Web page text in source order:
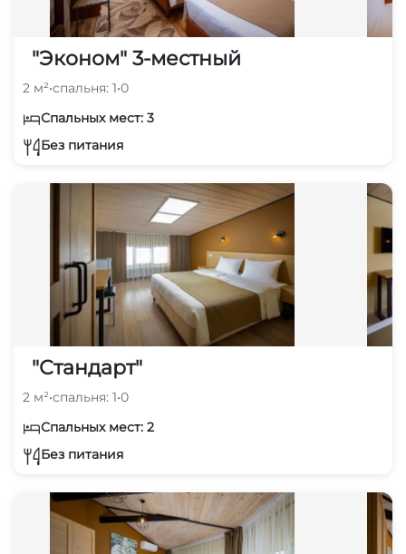
"Эконом" 3-местный
2 м²•спальня: 1•0
Спальных мест: 3
Без питания
"Стандарт"
2 м²•спальня: 1•0
Спальных мест: 2
Без питания